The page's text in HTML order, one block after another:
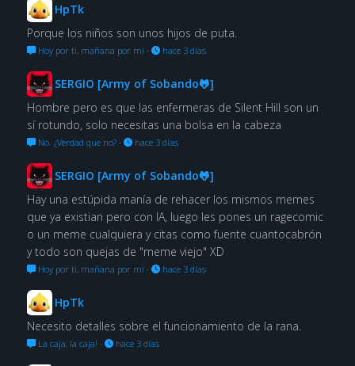
HpTk
Porque los niños son unos hijos de puta.
Hoy por ti, mañana por mí· hace 3 días
SERGIO [Army of Sobando🐸]
Hombre pero es que las enfermeras de Silent Hill son un
sí rotundo, solo necesitas una bolsa en la cabeza
No. ¿Verdad que no?· hace 3 días
SERGIO [Army of Sobando🐸]
Hay una estúpida manía de rehacer los mismos memes
que ya existian pero con IA, luego les pones un ragecomic
o un meme cualquiera y citas como fuente cuantocabrón
y todo son quejas de "meme viejo" XD
Hoy por ti, mañana por mí· hace 3 días
HpTk
Necesito detalles sobre el funcionamiento de la rana.
La caja, la caja! · hace 3 días